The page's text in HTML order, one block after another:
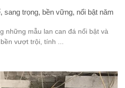
sang trọng, bền vững, nổi bật năm
những mẫu lan can đá nổi bật và
vượt trội, tính ...